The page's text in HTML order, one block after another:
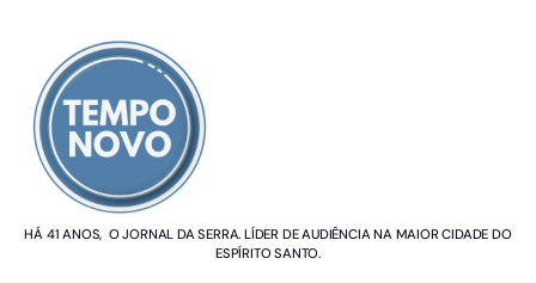
HÁ 41 ANOS, O JORNAL DA SERRA. LÍDER DE AUDIÊNCIA NA MAIOR CIDADE DO
ESPÍRITO SANTO.